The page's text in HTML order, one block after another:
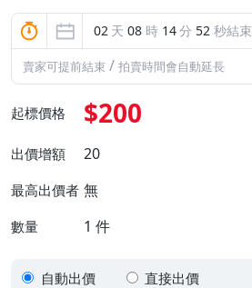
02 天 08 時 14分 51 秒結束
賣家可提前結束 / 拍賣時間會自動延長
起標價格 $200
出價增額 20
最高出價者 無
數量 1 件
自動出價 直接出價